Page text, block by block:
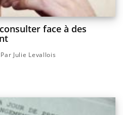
face à des
Par Julie Levallois